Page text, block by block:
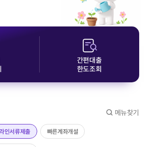
간편대출
한도조회
메뉴찾기
인서류제출 빠른계좌개설